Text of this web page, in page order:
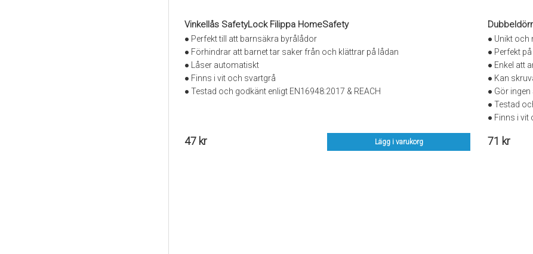
Vinkellås SafetyLock Filippa HomeSafety
● Perfekt till att barnsäkra byrålådor
● Förhindrar att barnet tar saker från och klättrar på lådan
● Låser automatiskt
● Finns i vit och svartgrå
● Testad och godkänt enligt EN16948:2017 & REACH
47 kr Lägg i varukorg
● Unikt
● Perfekt
● Enkel att
● Kan
● Gör
● Testad
● Finns i vit
71 kr